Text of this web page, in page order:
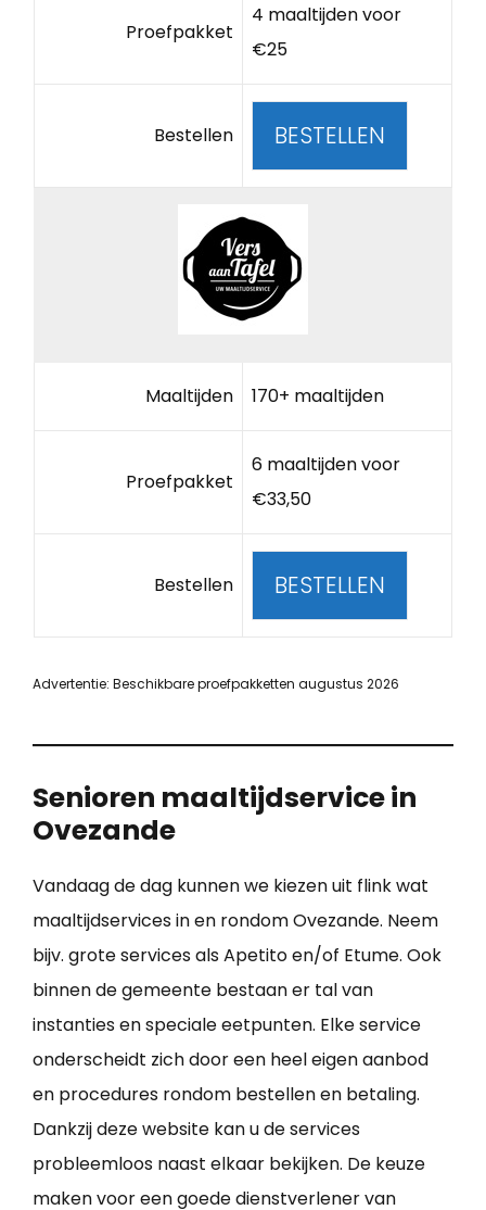
Proefpakket
4 maaltijden voor
€25
Bestellen BESTELLEN
Maaltijden 170+ maaltijden
Proefpakket
6 maaltijden voor
€33,50
Bestellen BESTELLEN
Advertentie: Beschikbare proefpakketten augustus 2026
Senioren maaltijdservice in
Ovezande
Vandaag de dag kunnen we kiezen uit flink wat
maaltijdservices in en rondom Ovezande. Neem
bijv. grote services als Apetito en/of Etume. Ook
binnen de gemeente bestaan er tal van
instanties en speciale eetpunten. Elke service
onderscheidt zich door een heel eigen aanbod
en procedures rondom bestellen en betaling.
Dankzij deze website kan u de services
probleemloos naast elkaar bekijken. De keuze
maken voor een goede dienstverlener van